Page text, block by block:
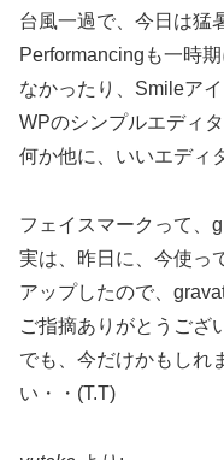
台風一過で、今日は猛
Performancingも一時
なかったり、Smileア
WPのシンプルエディ
何か他に、いいエディ
フェイスマークって、
実は、昨日に、今使っ
アップしたので、
ご指摘ありがとうござ
でも、今だけかもしれ
い・・(T.T)